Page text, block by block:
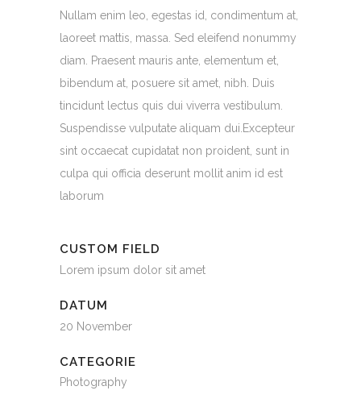
Nullam enim leo, egestas id, condimentum at,
laoreet mattis, massa. Sed eleifend nonummy
diam. Praesent mauris ante, elementum et,
bibendum at, posuere sit amet, nibh. Duis
tincidunt lectus quis dui viverra vestibulum.
Suspendisse vulputate aliquam dui.Excepteur
sint occaecat cupidatat non proident, sunt in
culpa qui officia deserunt mollit anim id est
laborum
CUSTOM FIELD
Lorem ipsum dolor sit amet
DATUM
20 November
CATEGORIE
Photography